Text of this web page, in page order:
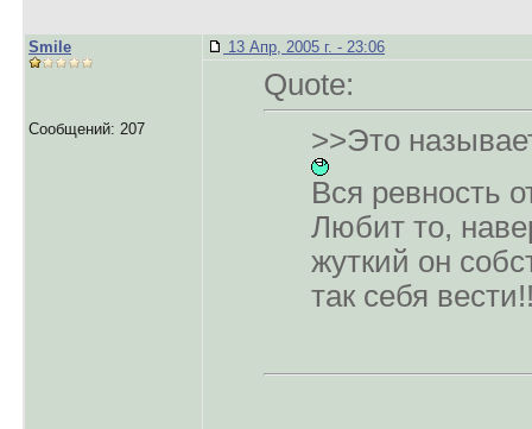
Smile
Сообщений: 207
13 Апр, 2005 г. - 23:06
Quote:
>>Это
Вся ревность
Любит то,
жуткий он
так себя